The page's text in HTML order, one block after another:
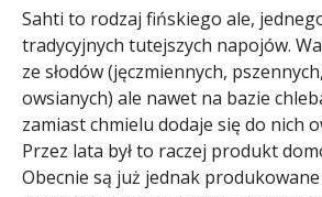
Sahti to rodzaj fińskiego ale,
tradycyjnych tutejszych napojów.
ze słodów (jęczmiennych,
owsianych) ale nawet na bazie
zamiast chmielu dodaje się do nich
Przez lata był to raczej produkt
Obecnie są już jednak